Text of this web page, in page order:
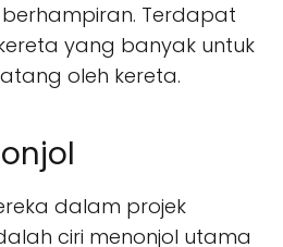
Terdapat
yang banyak untuk
oleh kereta.
dalam projek
ciri menonjol utama